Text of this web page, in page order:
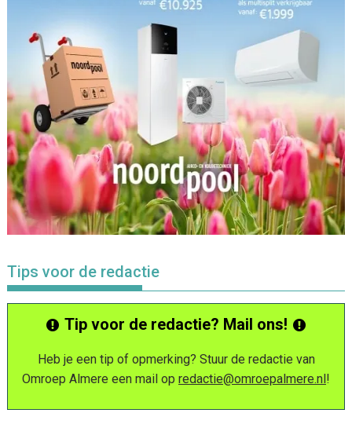
Tips voor de redactie
Tip voor de redactie? Mail ons!
Heb je een tip of opmerking? Stuur de redactie van
Omroep Almere een mail op redactie@omroepalmere.nl!